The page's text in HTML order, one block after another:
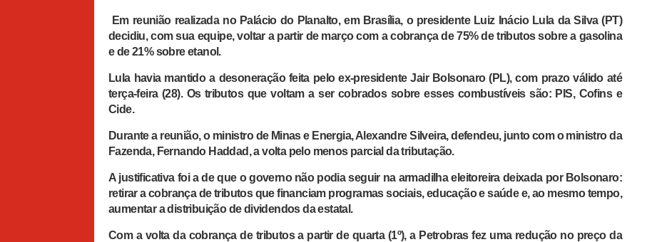
Em reunião realizada no Palácio do Planalto, em Brasília, o presidente Luiz Inácio Lula da Silva (PT)
decidiu, com sua equipe, voltar a partir de março com a cobrança de 75% de tributos sobre a gasolina
e de 21% sobre etanol.
Lula havia mantido a desoneração feita pelo ex-presidente Jair Bolsonaro (PL), com prazo válido até
terça-feira (28). Os tributos que voltam a ser cobrados sobre esses combustíveis são: PIS, Cofins e
Cide.
Durante a reunião, o ministro de Minas e Energia, Alexandre Silveira, defendeu, junto com o ministro da
Fazenda, Fernando Haddad, a volta pelo menos parcial da tributação.
A justificativa foi a de que o governo não podia seguir na armadilha eleitoreira deixada por Bolsonaro:
retirar a cobrança de tributos que financiam programas sociais, educação e saúde e, ao mesmo tempo,
aumentar a distribuição de dividendos da estatal.
Com a volta da cobrança de tributos a partir de quarta (1º), a Petrobras fez uma redução no preço da